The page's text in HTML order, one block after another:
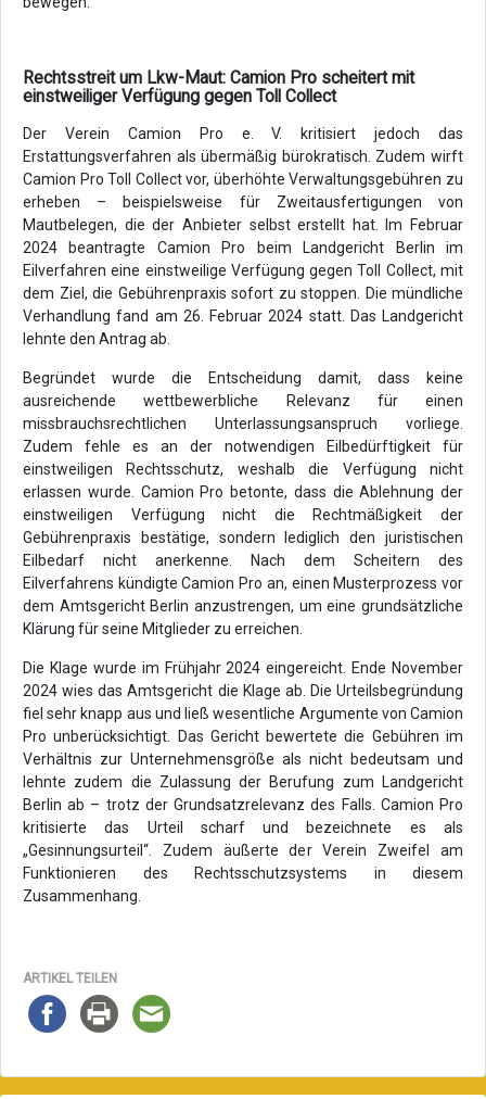
Rechtsstreit um Lkw-Maut: Camion Pro scheitert mit
einstweiliger Verfügung gegen Toll Collect
Der Verein Camion Pro e. V. kritisiert jedoch das
Erstattungsverfahren als übermäßig bürokratisch. Zudem wirft
Camion Pro Toll Collect vor, überhöhte Verwaltungsgebühren zu
erheben – beispielsweise für Zweitausfertigungen von
Mautbelegen, die der Anbieter selbst erstellt hat. Im Februar
2024 beantragte Camion Pro beim Landgericht Berlin im
Eilverfahren eine einstweilige Verfügung gegen Toll Collect, mit
dem Ziel, die Gebührenpraxis sofort zu stoppen. Die mündliche
Verhandlung fand am 26. Februar 2024 statt. Das Landgericht
lehnte den Antrag ab.
Begründet wurde die Entscheidung damit, dass keine
ausreichende wettbewerbliche Relevanz für einen
missbrauchsrechtlichen Unterlassungsanspruch vorliege.
Zudem fehle es an der notwendigen Eilbedürftigkeit für
einstweiligen Rechtsschutz, weshalb die Verfügung nicht
erlassen wurde. Camion Pro betonte, dass die Ablehnung der
einstweiligen Verfügung nicht die Rechtmäßigkeit der
Gebührenpraxis bestätige, sondern lediglich den juristischen
Eilbedarf nicht anerkenne. Nach dem Scheitern des
Eilverfahrens kündigte Camion Pro an, einen Musterprozess vor
dem Amtsgericht Berlin anzustrengen, um eine grundsätzliche
Klärung für seine Mitglieder zu erreichen.
Die Klage wurde im Frühjahr 2024 eingereicht. Ende November
2024 wies das Amtsgericht die Klage ab. Die Urteilsbegründung
fiel sehr knapp aus und ließ wesentliche Argumente von Camion
Pro unberücksichtigt. Das Gericht bewertete die Gebühren im
Verhältnis zur Unternehmensgröße als nicht bedeutsam und
lehnte zudem die Zulassung der Berufung zum Landgericht
Berlin ab – trotz der Grundsatzrelevanz des Falls. Camion Pro
kritisierte das Urteil scharf und bezeichnete es als
„Gesinnungsurteil“. Zudem äußerte der Verein Zweifel am
Funktionieren des Rechtsschutzsystems in diesem
Zusammenhang.
ARTIKEL TEILEN